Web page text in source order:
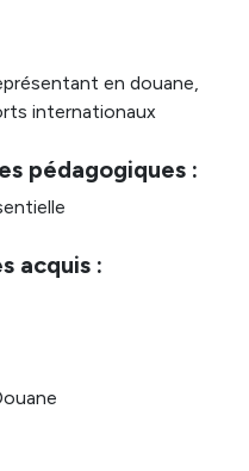
en douane,
internationaux
pédagogiques :
acquis :